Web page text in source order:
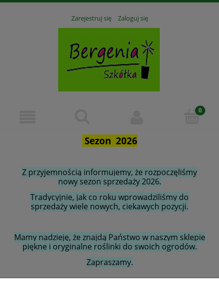
Zarejestruj się Zaloguj się
Sezon 2026
Z przyjemnością informujemy, że rozpoczęliśmy
nowy sezon sprzedaży 2026.
Tradycyjnie, jak co roku wprowadziliśmy do
sprzedaży wiele nowych, ciekawych pozycji.
Mamy nadzieję, że znajdą Państwo w naszym sklepie
piękne i oryginalne roślinki do swoich ogrodów.
Zapraszamy.